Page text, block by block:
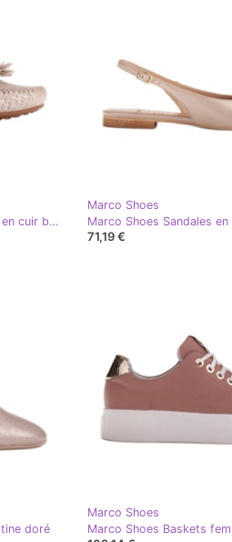
Marco Shoes Mocassin ballerine en cuir beige et doré
Marco Shoes
71,19 €
doré
Marco Shoes